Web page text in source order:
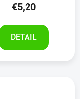
€5,20
DETAIL